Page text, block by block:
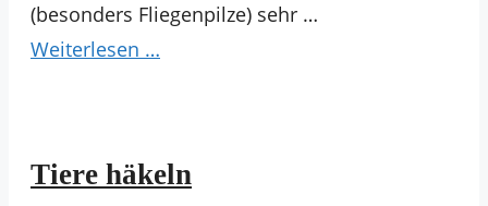
(besonders Fliegenpilze) sehr …
Weiterlesen …
Tiere häkeln